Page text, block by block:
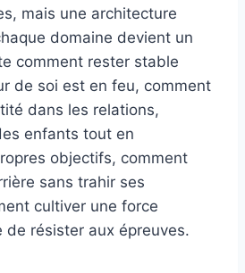
mais une architecture
domaine devient un
comment rester stable
de soi est en feu, comment
dans les relations,
enfants tout en
objectifs, comment
sans trahir ses
cultiver une force
de résister aux épreuves.